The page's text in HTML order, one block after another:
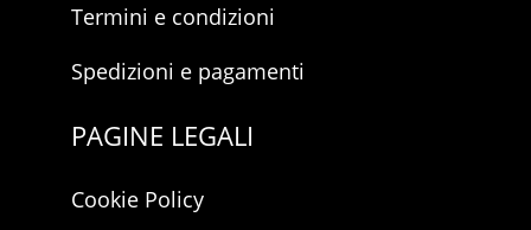
Termini e condizioni
Spedizioni e pagamenti
PAGINE LEGALI
Cookie Policy